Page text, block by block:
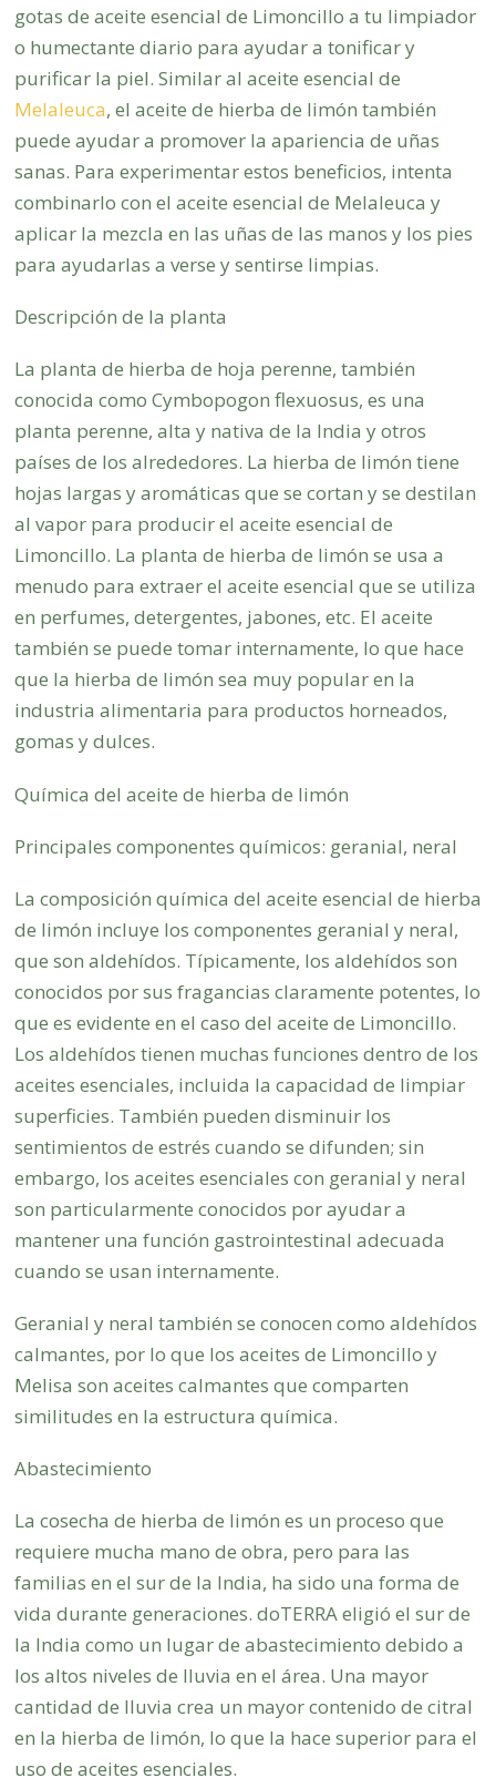
gotas de aceite esencial de Limoncillo a tu limpiador
o humectante diario para ayudar a tonificar y
purificar la piel. Similar al aceite esencial de
Melaleuca, el aceite de hierba de limón también
puede ayudar a promover la apariencia de uñas
sanas. Para experimentar estos beneficios, intenta
combinarlo con el aceite esencial de Melaleuca y
aplicar la mezcla en las uñas de las manos y los pies
para ayudarlas a verse y sentirse limpias.
Descripción de la planta
La planta de hierba de hoja perenne, también
conocida como Cymbopogon flexuosus, es una
planta perenne, alta y nativa de la India y otros
países de los alrededores. La hierba de limón tiene
hojas largas y aromáticas que se cortan y se destilan
al vapor para producir el aceite esencial de
Limoncillo. La planta de hierba de limón se usa a
menudo para extraer el aceite esencial que se utiliza
en perfumes, detergentes, jabones, etc. El aceite
también se puede tomar internamente, lo que hace
que la hierba de limón sea muy popular en la
industria alimentaria para productos horneados,
gomas y dulces.
Química del aceite de hierba de limón
Principales componentes químicos: geranial, neral
La composición química del aceite esencial de hierba
de limón incluye los componentes geranial y neral,
que son aldehídos. Típicamente, los aldehídos son
conocidos por sus fragancias claramente potentes, lo
que es evidente en el caso del aceite de Limoncillo.
Los aldehídos tienen muchas funciones dentro de los
aceites esenciales, incluida la capacidad de limpiar
superficies. También pueden disminuir los
sentimientos de estrés cuando se difunden; sin
embargo, los aceites esenciales con geranial y neral
son particularmente conocidos por ayudar a
mantener una función gastrointestinal adecuada
cuando se usan internamente.
Geranial y neral también se conocen como aldehídos
calmantes, por lo que los aceites de Limoncillo y
Melisa son aceites calmantes que comparten
similitudes en la estructura química.
Abastecimiento
La cosecha de hierba de limón es un proceso que
requiere mucha mano de obra, pero para las
familias en el sur de la India, ha sido una forma de
vida durante generaciones. doTERRA eligió el sur de
la India como un lugar de abastecimiento debido a
los altos niveles de lluvia en el área. Una mayor
cantidad de lluvia crea un mayor contenido de citral
en la hierba de limón, lo que la hace superior para el
uso de aceites esenciales.